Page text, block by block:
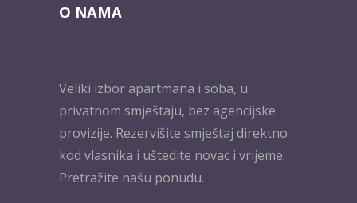
O NAMA
Veliki izbor apartmana i soba, u
privatnom smještaju, bez agencijske
provizije. Rezervišite smještaj direktno
kod vlasnika i uštedite novac i vrijeme.
Pretražite našu ponudu.